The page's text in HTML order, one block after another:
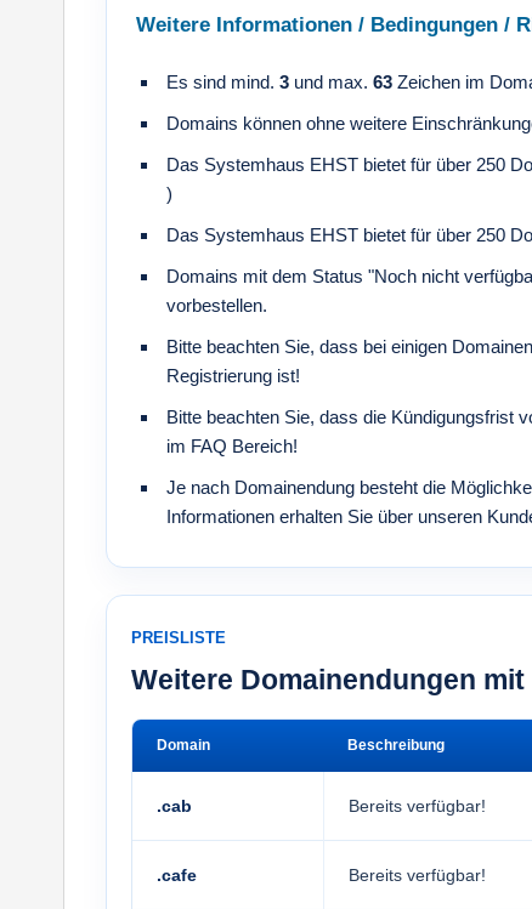
Weitere Informationen / Bedingungen /
Es sind mind. 3 und max. 63 Zeichen im
Domains können ohne weitere
Das Systemhaus EHST bietet für über 250
)
Das Systemhaus EHST bietet für über 250
Domains mit dem Status "Noch nicht
vorbestellen.
Bitte beachten Sie, dass bei einigen
Registrierung ist!
Bitte beachten Sie, dass die Kündigungsfrist
im FAQ Bereich!
Je nach Domainendung besteht die
Informationen erhalten Sie über unseren
PREISLISTE
Weitere Domainendungen mit
Domain Beschreibung
.cab Bereits verfügbar!
.cafe Bereits verfügbar!